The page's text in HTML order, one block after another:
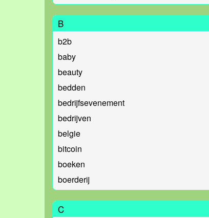
B
b2b
baby
beauty
bedden
bedrijfsevenement
bedrijven
belgie
bitcoin
boeken
boerderij
C